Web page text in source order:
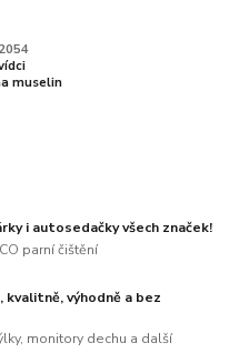
muselin
i autosedačky všech značek!
parní čištění
výhodně a bez
monitory dechu a další